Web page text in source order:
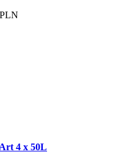
4 x 50L